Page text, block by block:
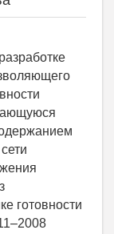
готовности